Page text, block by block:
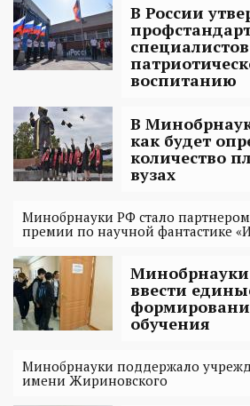
В России
воспитанию
В
как будет
количество
вузах
Минобрнауки РФ стало
премии по научной фантастике
ввести
обучения
Минобрнауки поддержало
имени Жириновского